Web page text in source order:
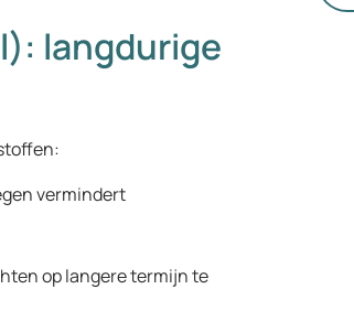
langdurige
vermindert
op langere termijn te